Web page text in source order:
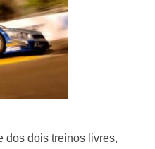
dos dois treinos livres,